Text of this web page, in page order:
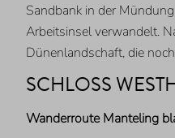
Sandbank in der
Arbeitsinsel verwandelt.
Dünenlandschaft, die
SCHLOSS
Wanderroute Manteling